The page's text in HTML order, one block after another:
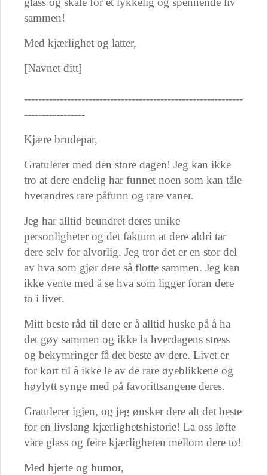
sammen!
Med kjærlighet og latter,
[Navnet ditt]
-------------------------------------------------------------
-----------------
Kjære brudepar,
Gratulerer med den store dagen! Jeg kan ikke
tro at dere endelig har funnet noen som kan tåle
hverandres rare påfunn og rare vaner.
Jeg har alltid beundret deres unike
personligheter og det faktum at dere aldri tar
dere selv for alvorlig. Jeg tror det er en stor del
av hva som gjør dere så flotte sammen. Jeg kan
ikke vente med å se hva som ligger foran dere
to i livet.
Mitt beste råd til dere er å alltid huske på å ha
det gøy sammen og ikke la hverdagens stress
og bekymringer få det beste av dere. Livet er
for kort til å ikke le av de rare øyeblikkene og
høylytt synge med på favorittsangene deres.
Gratulerer igjen, og jeg ønsker dere alt det beste
for en livslang kjærlighetshistorie! La oss løfte
våre glass og feire kjærligheten mellom dere to!
Med hjerte og humor,